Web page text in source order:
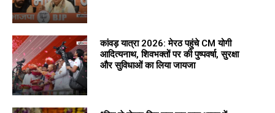
कांवड़ यात्रा 2026: मेरठ पहुंचे CM योगी
आदित्यनाथ, शिवभक्तों पर की पुष्पवर्षा, सुरक्षा
और सुविधाओं का लिया जायजा